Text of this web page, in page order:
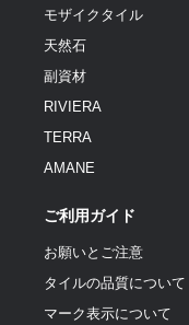
モザイクタイル
天然石
副資材
RIVIERA
TERRA
AMANE
ご利用ガイド
お願いとご注意
タイルの品質について
マーク表示について